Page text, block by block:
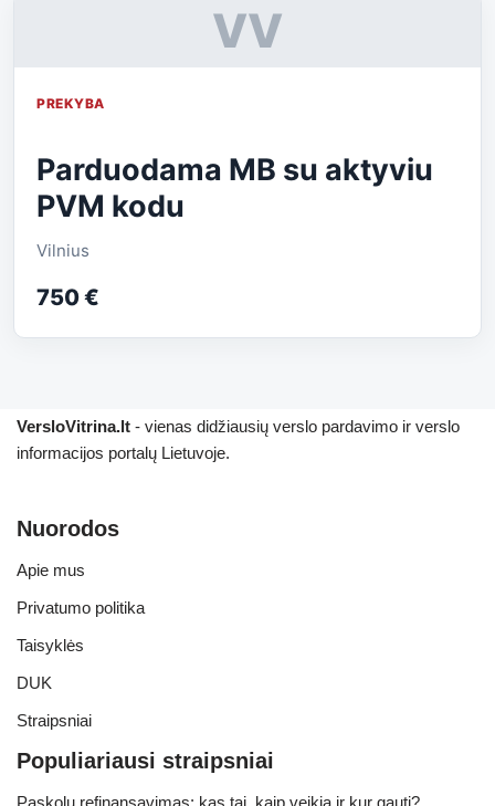
VV
PREKYBA
Parduodama MB su aktyviu
PVM kodu
Vilnius
750 €
VersloVitrina.lt - vienas didžiausių verslo pardavimo ir verslo
informacijos portalų Lietuvoje.
Nuorodos
Apie mus
Privatumo politika
Taisyklės
DUK
Straipsniai
Populiariausi straipsniai
Paskolų refinansavimas: kas tai, kaip veikia ir kur gauti?